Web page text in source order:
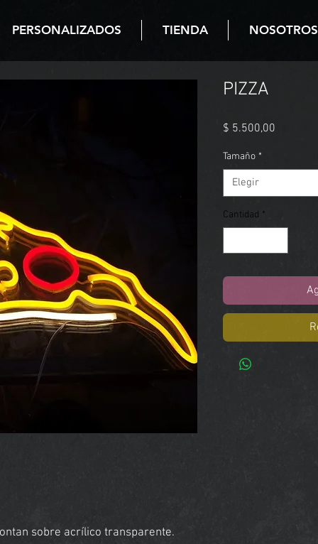
PERSONALIZADOS TIENDA NOSOTROS
sobre acrílico transparente.
PIZZA
$ 5.500,00
Tamaño *
Elegir
Cantidad *